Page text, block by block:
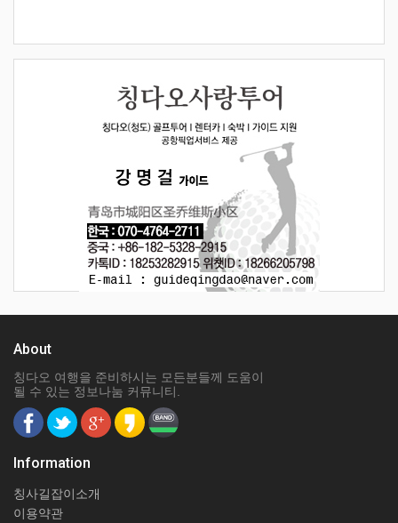
About
칭다오 여행을 준비하시는 모든분들께 도움이
될 수 있는 정보나눔 커뮤니티.
Information
칭사길잡이소개
이용약관